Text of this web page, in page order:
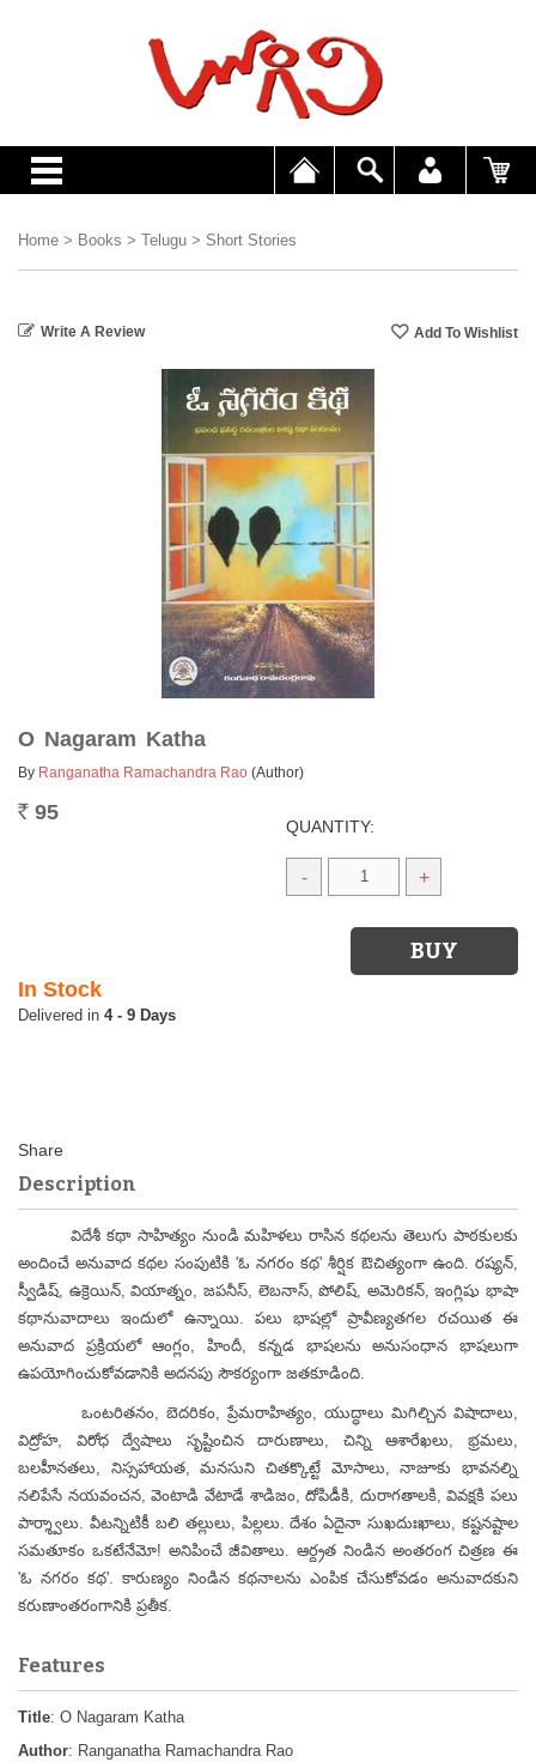
Home > Books > Telugu > Short Stories
Write A Review
O Nagaram Katha
By Ranganatha Ramachandra Rao (Author)
Rs. 95
QUANTITY:
- +
In Stock
4 - 9 Days
Description
విదేశీ కథా సాహిత్యం నుండి మహిళలు రాసిన కథలను తెలుగు పాఠకులకు
అందించే అనువాద కథల సంపుటికి 'ఓ నగరం కథ' శీర్షిక ఔచిత్యంగా ఉంది. రష్యన్,
స్వీడిష్, ఉక్రెయిన్, వియాత్నం, జపనీస్, లెబనాస్, పోలిష్, అమెరికన్, ఇంగ్లిషు భాషా
కథానువాదాలు ఇందులో ఉన్నాయి. పలు భాషల్లో ప్రావీణ్యతగల రచయిత ఈ
అనువాద ప్రక్రియలో ఆంగ్లం, హిందీ, కన్నడ భాషలను అనుసంధాన భాషలుగా
ఉపయోగించుకోవడానికి అదనపు సౌకర్యంగా జతకూడింది.
ఒంటరితనం, బెదరికం, ప్రేమరాహిత్యం, యుద్ధాలు మిగిల్చిన విషాదాలు,
విద్రోహ, విరోధ ద్వేషాలు సృష్టించిన దారుణాలు, చిన్ని ఆశారేఖలు, భ్రమలు,
బలహీనతలు, నిస్సహాయత, మనసుని చితక్కొట్టే మోసాలు, నాజూకు భావనల్ని
నలిపేసే నయవంచన, వెంటాడి వేటాడే శాడిజం, దోపిడీకి, దురాగతాలకి, వివక్షకి పలు
పార్శ్వాలు. వీటన్నిటికీ బలి తల్లులు, పిల్లలు. దేశం ఏదైనా సుఖదుఃఖాలు, కష్టనష్టాల
సమతూకం ఒకటేనేమో! అనిపించే జీవితాలు. ఆర్ద్రత నిండిన అంతరంగ చిత్రణ ఈ
'ఓ నగరం కథ'. కారుణ్యం నిండిన కథనాలను ఎంపిక చేసుకోవడం అనువాదకుని
కరుణాంతరంగానికి ప్రతీక.
Features
Title: O Nagaram Katha
Author: Ranganatha Ramachandra Rao